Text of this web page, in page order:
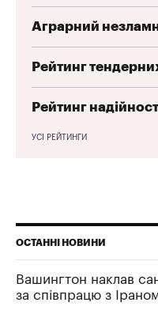
Аграрний
Рейтинг
Рейтинг
УСІ РЕЙТИНГИ
ОСТАННІ НОВИНИ
Вашингтон наклав
за співпрацю з